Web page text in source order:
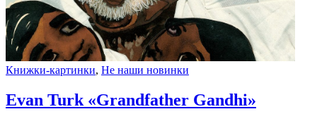
Книжки-картинки, Не наши новинки
Evan Turk «Grandfather Gandhi»